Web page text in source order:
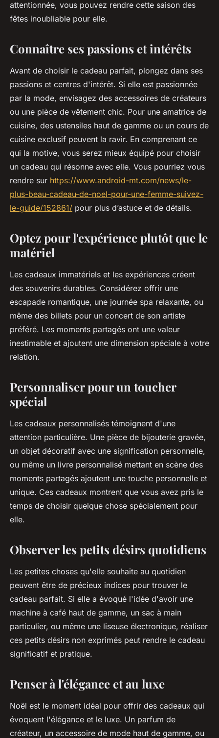
attentionnée, vous pouvez rendre cette saison des
fêtes inoubliable pour elle.
Connaître ses passions et intérêts
Avant de choisir le cadeau parfait, plongez dans ses
passions et centres d'intérêt. Si elle est passionnée
par la mode, envisagez des accessoires de créateurs
ou une pièce de vêtement chic. Pour une amatrice de
cuisine, des ustensiles haut de gamme ou un cours de
cuisine exclusif peuvent la ravir. En comprenant ce
qui la motive, vous serez mieux équipé pour choisir
un cadeau qui résonne avec elle. Vous pourriez vous
rendre sur https://www.android-mt.com/news/le-
plus-beau-cadeau-de-noel-pour-une-femme-suivez-
le-guide/152861/ pour plus d’astuce et de détails.
Optez pour l'expérience plutôt que le
matériel
Les cadeaux immatériels et les expériences créent
des souvenirs durables. Considérez offrir une
escapade romantique, une journée spa relaxante, ou
même des billets pour un concert de son artiste
préféré. Les moments partagés ont une valeur
inestimable et ajoutent une dimension spéciale à votre
relation.
Personnaliser pour un toucher
spécial
Les cadeaux personnalisés témoignent d'une
attention particulière. Une pièce de bijouterie gravée,
un objet décoratif avec une signification personnelle,
ou même un livre personnalisé mettant en scène des
moments partagés ajoutent une touche personnelle et
unique. Ces cadeaux montrent que vous avez pris le
temps de choisir quelque chose spécialement pour
elle.
Observer les petits désirs quotidiens
Les petites choses qu'elle souhaite au quotidien
peuvent être de précieux indices pour trouver le
cadeau parfait. Si elle a évoqué l'idée d'avoir une
machine à café haut de gamme, un sac à main
particulier, ou même une liseuse électronique, réaliser
ces petits désirs non exprimés peut rendre le cadeau
significatif et pratique.
Penser à l'élégance et au luxe
Noël est le moment idéal pour offrir des cadeaux qui
évoquent l'élégance et le luxe. Un parfum de
créateur, un accessoire de mode haut de gamme, ou